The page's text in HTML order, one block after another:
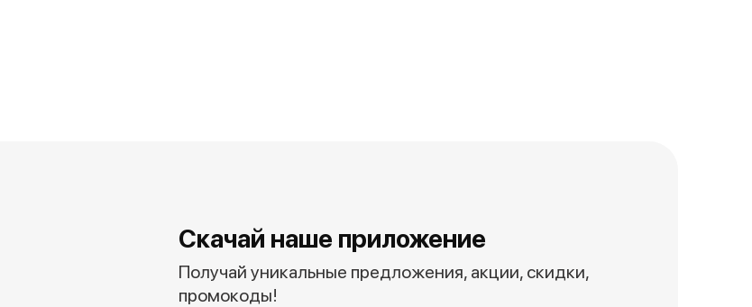
Скачай наше приложение
Получай уникальные предложения, акции, скидки,
промокоды!